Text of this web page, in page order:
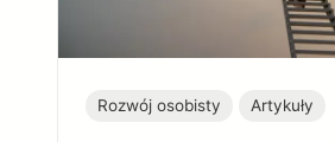
Rozwój osobisty Artykuły